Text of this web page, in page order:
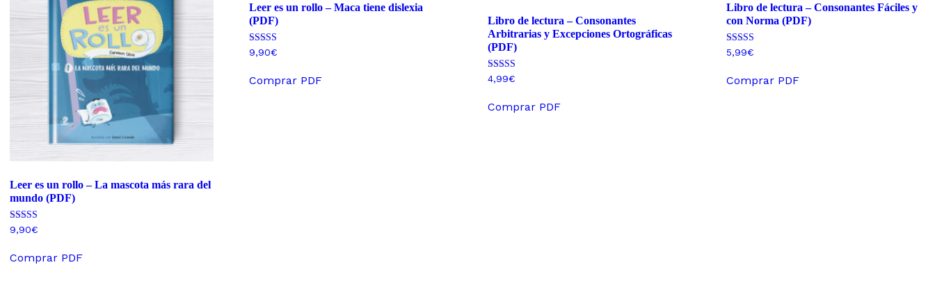
Leer es un rollo – La mascota más rara del
mundo (PDF)
Valorado con
5.00
9,90€
Comprar PDF
Leer es un rollo – Maca tiene dislexia
(PDF)
Valorado con
5.00
9,90€
Comprar PDF
Libro de lectura – Consonantes
Arbitrarias y Excepciones Ortográficas
(PDF)
Valorado con
4.67
4,99€
Comprar PDF
Libro de lectura – Consonantes Fáciles y
con Norma (PDF)
Valorado con
4.76
5,99€
Comprar PDF